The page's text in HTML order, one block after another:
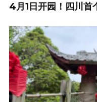
4月1日开园！四川首